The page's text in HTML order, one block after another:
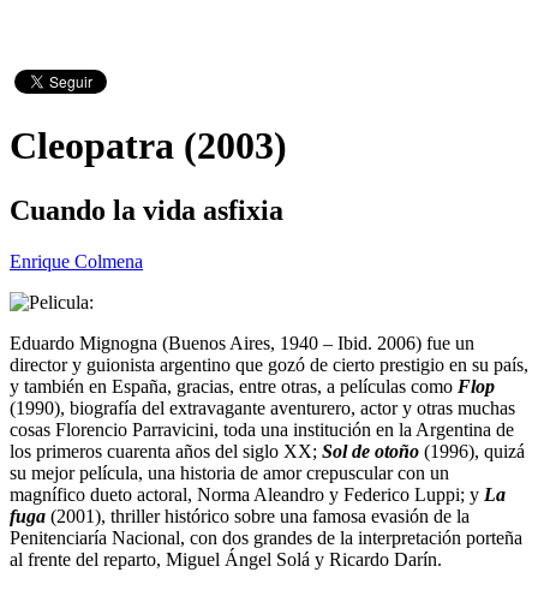
Cleopatra (2003)
Cuando la vida asfixia
Enrique Colmena
Eduardo Mignogna (Buenos Aires, 1940 – Ibid. 2006) fue un
director y guionista argentino que gozó de cierto prestigio en su país,
y también en España, gracias, entre otras, a películas como Flop
(1990), biografía del extravagante aventurero, actor y otras muchas
cosas Florencio Parravicini, toda una institución en la Argentina de
los primeros cuarenta años del siglo XX; Sol de otoño (1996), quizá
su mejor película, una historia de amor crepuscular con un
magnífico dueto actoral, Norma Aleandro y Federico Luppi; y La
fuga (2001), thriller histórico sobre una famosa evasión de la
Penitenciaría Nacional, con dos grandes de la interpretación porteña
al frente del reparto, Miguel Ángel Solá y Ricardo Darín.